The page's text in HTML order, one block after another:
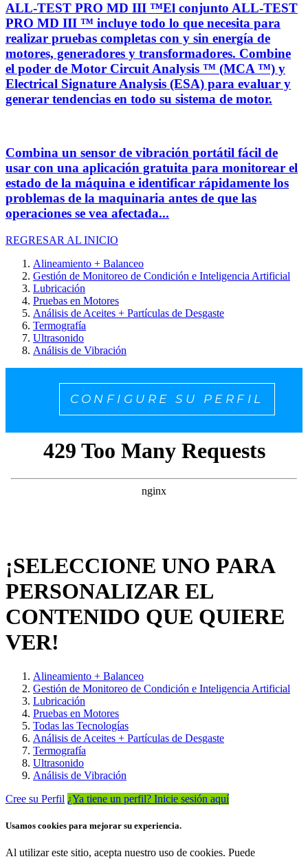
ALL-TEST PRO MD III ™El conjunto ALL-TEST
PRO MD III ™ incluye todo lo que necesita para
realizar pruebas completas con y sin energía de
motores, generadores y transformadores. Combine
el poder de Motor Circuit Analysis ™ (MCA ™) y
Electrical Signature Analysis (ESA) para evaluar y
generar tendencias en todo su sistema de motor.
Combina un sensor de vibración portátil fácil de
usar con una aplicación gratuita para monitorear el
estado de la máquina e identificar rápidamente los
problemas de la maquinaria antes de que las
operaciones se vea afectada...
REGRESAR AL INICIO
Alineamiento + Balanceo
Gestión de Monitoreo de Condición e Inteligencia Artificial
Lubricación
Pruebas en Motores
Análisis de Aceites + Partículas de Desgaste
Termografía
Ultrasonido
Análisis de Vibración
CONFIGURE SU PERFIL
¡SELECCIONE UNO PARA
PERSONALIZAR EL
CONTENIDO QUE QUIERE
VER!
Alineamiento + Balanceo
Gestión de Monitoreo de Condición e Inteligencia Artificial
Lubricación
Pruebas en Motores
Todas las Tecnologías
Análisis de Aceites + Partículas de Desgaste
Termografía
Ultrasonido
Análisis de Vibración
Cree su Perfil ¿Ya tiene un perfil? Inicie sesión aquí
Usamos cookies para mejorar su experiencia.
Al utilizar este sitio, acepta nuestro uso de cookies. Puede